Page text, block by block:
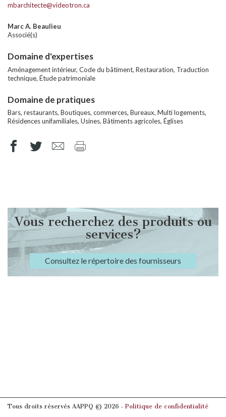
mbarchitecte@videotron.ca
Marc A. Beaulieu
Associé(s)
Domaine d'expertises
Aménagement intérieur, Code du bâtiment, Restauration, Traduction
technique, Étude patrimoniale
Domaine de pratiques
Bars, restaurants, Boutiques, commerces, Bureaux, Multi logements,
Résidences unifamiliales, Usines, Bâtiments agricoles, Églises
Vous recherchez des produits ou
services?
Consultez le répertoire des fournisseurs
Tous droits réservés AAPPQ © 2026 ‐ Politique de confidentialité